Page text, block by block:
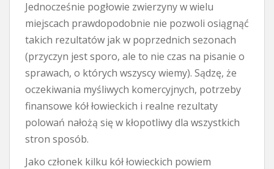
Jednocześnie pogłowie zwierzyny w wielu
miejscach prawdopodobnie nie pozwoli osiągnąć
takich rezultatów jak w poprzednich sezonach
(przyczyn jest sporo, ale to nie czas na pisanie o
sprawach, o których wszyscy wiemy). Sądzę, że
oczekiwania myśliwych komercyjnych, potrzeby
finansowe kół łowieckich i realne rezultaty
polowań nałożą się w kłopotliwy dla wszystkich
stron sposób.
Jako członek kilku kół łowieckich powiem